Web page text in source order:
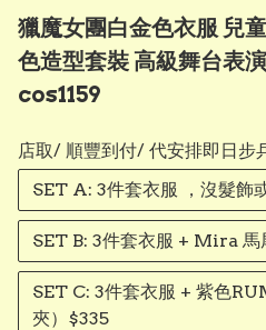
獵魔女團白金色衣服 兒
色造型套裝 高級舞台表
cos1159
店取/ 順豐到付/ 代安排即日步
SET A: 3件套衣服 ，沒髮飾
SET B: 3件套衣服 + Mira 馬
SET C: 3件套衣服 + 紫色
夾）$335